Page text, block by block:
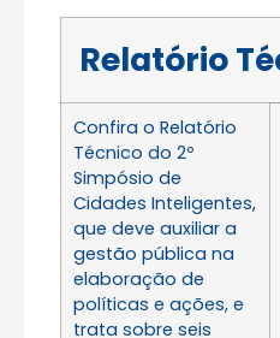
Relatório
Confira o Relatório
Técnico do 2º
Simpósio de
Cidades Inteligentes,
que deve auxiliar a
gestão pública na
elaboração de
políticas e ações, e
trata sobre seis